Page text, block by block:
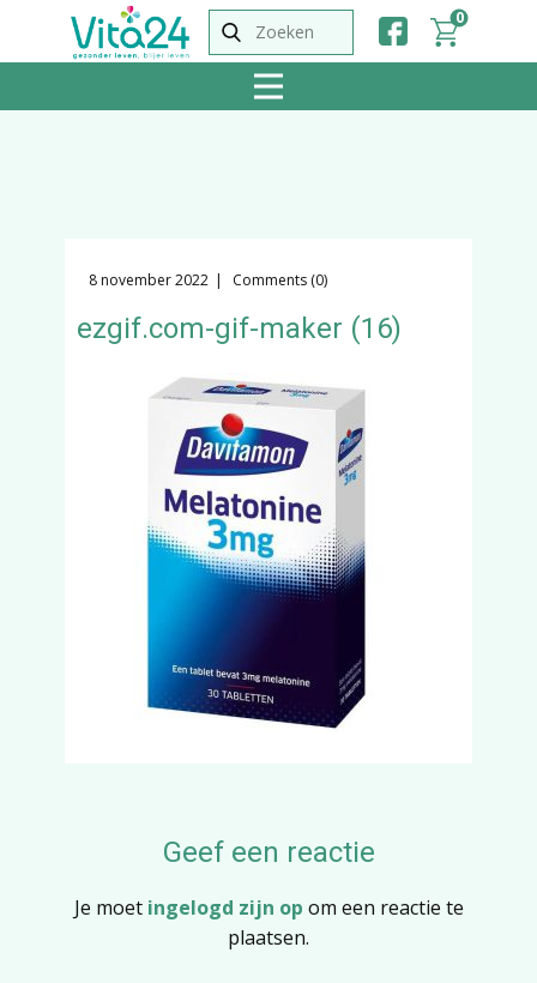
0
8 november 2022 Comments (0)
ezgif.com-gif-maker (16)
Geef een reactie
Je moet ingelogd zijn op om een reactie te
plaatsen.